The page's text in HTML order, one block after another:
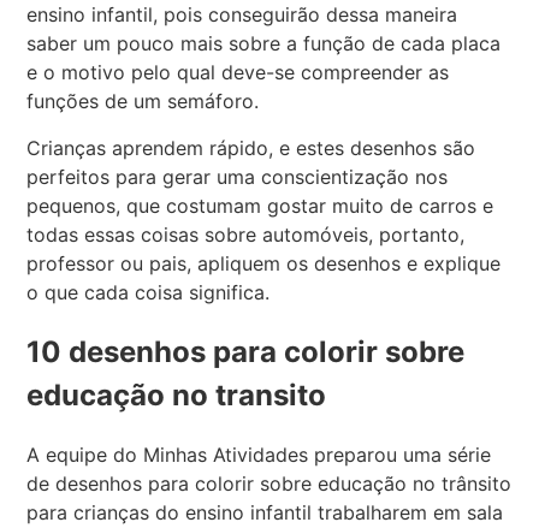
ensino infantil, pois conseguirão dessa maneira
saber um pouco mais sobre a função de cada placa
e o motivo pelo qual deve-se compreender as
funções de um semáforo.
Crianças aprendem rápido, e estes desenhos são
perfeitos para gerar uma conscientização nos
pequenos, que costumam gostar muito de carros e
todas essas coisas sobre automóveis, portanto,
professor ou pais, apliquem os desenhos e explique
o que cada coisa significa.
10 desenhos para colorir sobre
educação no transito
A equipe do Minhas Atividades preparou uma série
de desenhos para colorir sobre educação no trânsito
para crianças do ensino infantil trabalharem em sala